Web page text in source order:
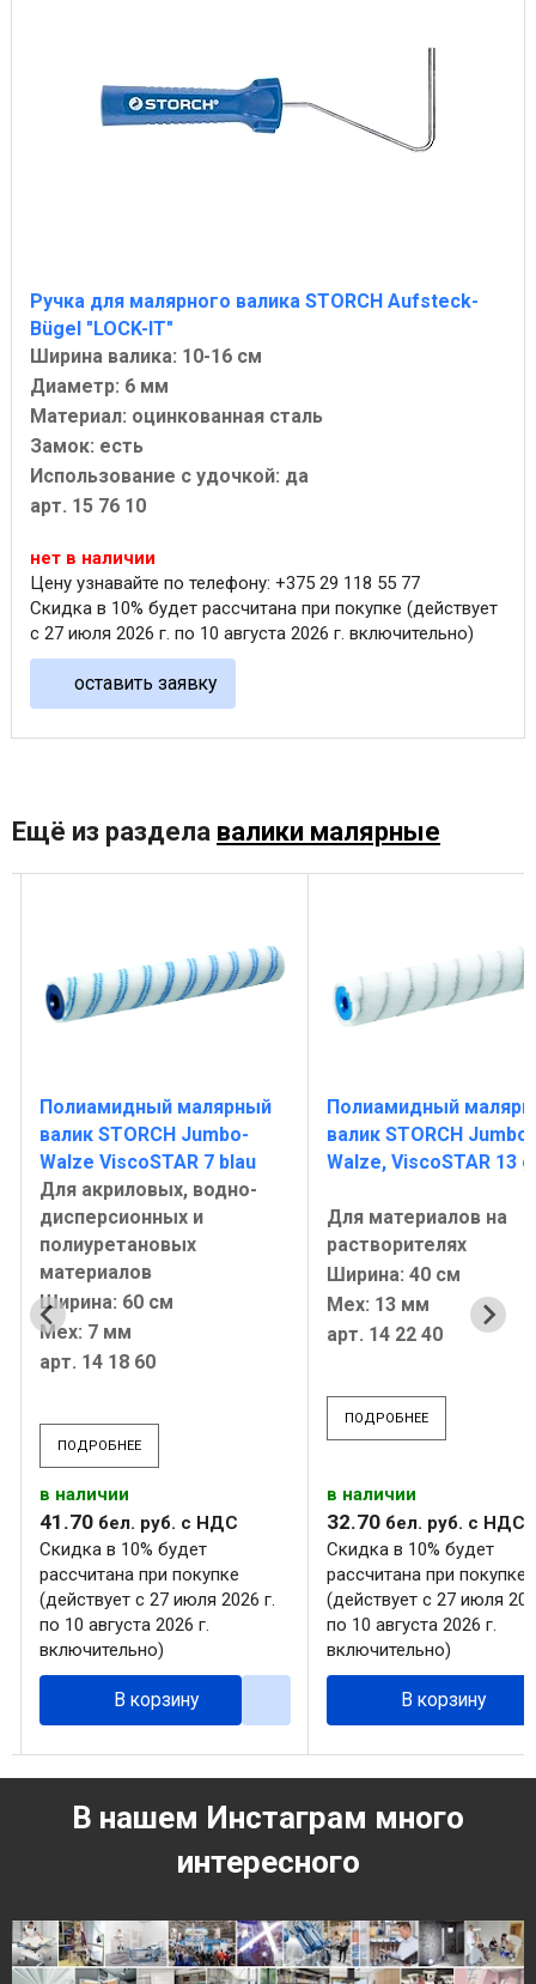
Ручка для малярного валика STORCH Aufsteck-
Bügel "LOCK-IT"
Ширина валика: 10-16 см
Диаметр: 6 мм
Материал: оцинкованная сталь
Замок: есть
Использование с удочкой: да
арт. 15 76 10
нет в наличии
Цену узнавайте по телефону: +375 29 118 55 77
Скидка в 10% будет рассчитана при покупке (действует
с 27 июля 2026 г. по 10 августа 2026 г. включительно)
оставить заявку
Ещё из раздела валики малярные
Полиамидный малярный
валик STORCH Jumbo-
Walze ViscoSTAR 7 blau
Для акриловых, водно-
дисперсионных и
полиуретановых
материалов
Ширина: 60 см
Мех: 7 мм
арт. 14 18 60
ПОДРОБНЕЕ
в наличии
41 .70 бел. руб. с НДС
Скидка в 10% будет
рассчитана при покупке
(действует с 27 июля 2026 г.
по 10 августа 2026 г.
включительно)
В корзину
Полиамидный
валик STORCH Jumbo-
Walze, ViscoSTAR 13
Для материалов на
растворителях
Ширина: 40 см
Мех: 13 мм
арт. 14 22 40
ПОДРОБНЕЕ
в наличии
32.70 бел. руб. с НДС
Скидка в 10% будет
рассчитана при покупке
(действует с 27 июля
по 10 августа 2026 г.
включительно)
В корзину
В нашем Инстаграм много
интересного